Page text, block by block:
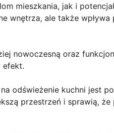
mieszkania, jak i
wnętrza, ale także
nowoczesną oraz
efekt.
odświeżenie kuchni jest
przestrzeń i sprawią,